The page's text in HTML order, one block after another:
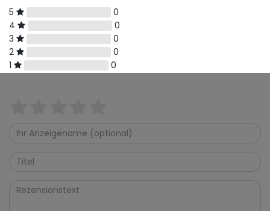
5
0
4
0
3
0
2
0
1
0